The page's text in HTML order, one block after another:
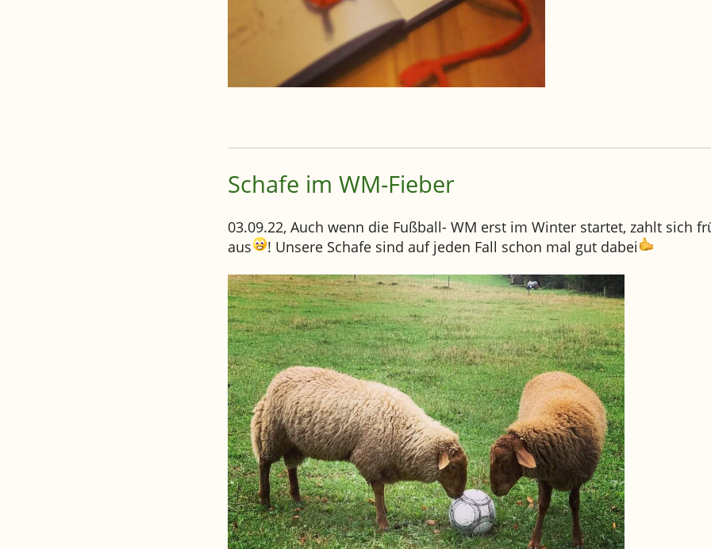
Schafe im WM-Fieber
03.09.22, Auch wenn die Fußball- WM erst im Winter startet, zahlt sich
aus
! Unsere Schafe sind auf jeden Fall schon mal gut dabei